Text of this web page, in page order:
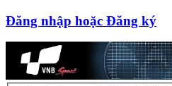
Đăng nhập hoặc Đăng ký